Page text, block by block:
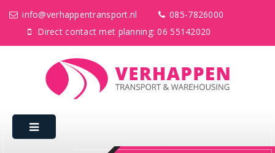
info@verhappentransport.nl
085-7826000
Direct contact met planning: 06 55142020